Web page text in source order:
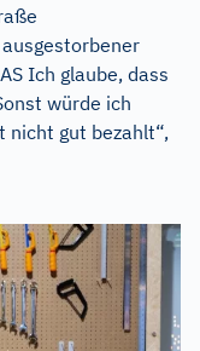
Ich glaube, dass
würde ich
nicht gut bezahlt“,